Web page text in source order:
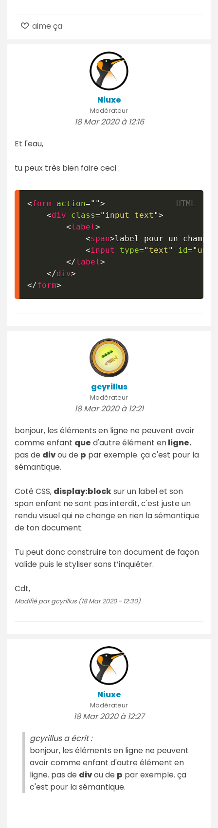
aime ça
Niuxe
Modérateur
18 Mar 2020 à 12:16
Et l'eau,
tu peux très bien faire ceci :
<form action=" ">
<div class=" input text ">
<label >
<span>label pour un champ
<input type=" text " id="
</label >
</div>
</form>
gcyrillus
Modérateur
18 Mar 2020 à 12:21
bonjour, les éléments en ligne ne peuvent avoir
comme enfant que d'autre élément enligne.
pas de divou de p par exemple. ça c'est pour la
sémantique.
Coté CSS, display:blocksur un label et son
span enfant ne sont pas interdit, c'est juste un
rendu visuel qui ne change en rien la sémantique
de ton document.
Tu peut donc construire ton document de façon
valide puis le styliser sans t’inquiéter.
Cdt,
Modifié par gcyrillus (18 Mar 2020 - 12:30)
Niuxe
Modérateur
18 Mar 2020 à 12:27
gcyrillus a écrit :
bonjour, les éléments en ligne ne peuvent
avoir comme enfant d'autre élément en
ligne. pas de divou de p par exemple. ça
c'est pour la sémantique.